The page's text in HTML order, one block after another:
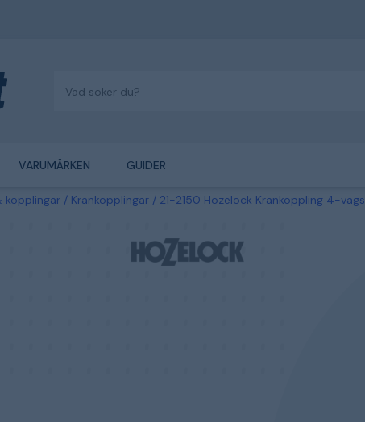
VARUMÄRKEN GUIDER
kopplingar Krankopplingar 21-2150 Hozelock Krankoppling 4-vägs